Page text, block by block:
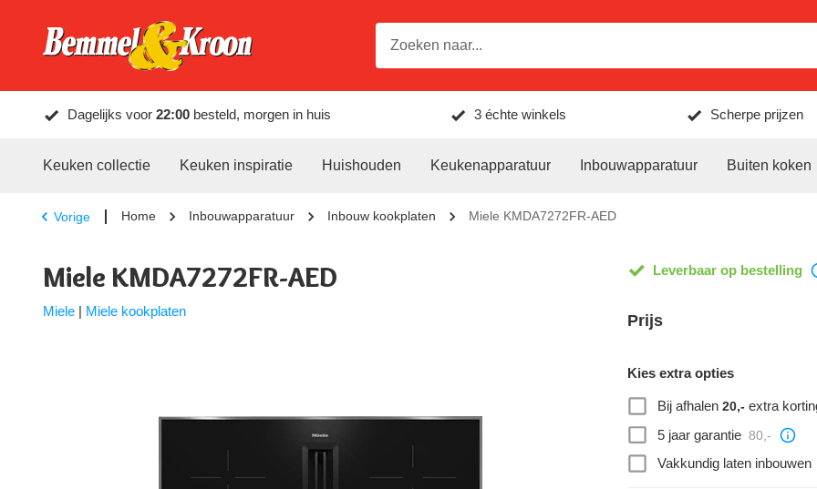
Dagelijks voor 22:00 besteld, morgen in huis 3 échte winkels Scherpe prijzen
Keuken collectie Keuken inspiratie Huishouden Keukenapparatuur Inbouwapparatuur Buiten koken
Vorige Home Inbouwapparatuur Inbouw kookplaten Miele KMDA7272FR-AED
Miele KMDA7272FR-AED
Miele | Miele kookplaten
Leverbaar op bestelling
Prijs
Kies extra opties
Bij afhalen 20,- extra
5 jaar garantie 80,-
Vakkundig laten inbouwen